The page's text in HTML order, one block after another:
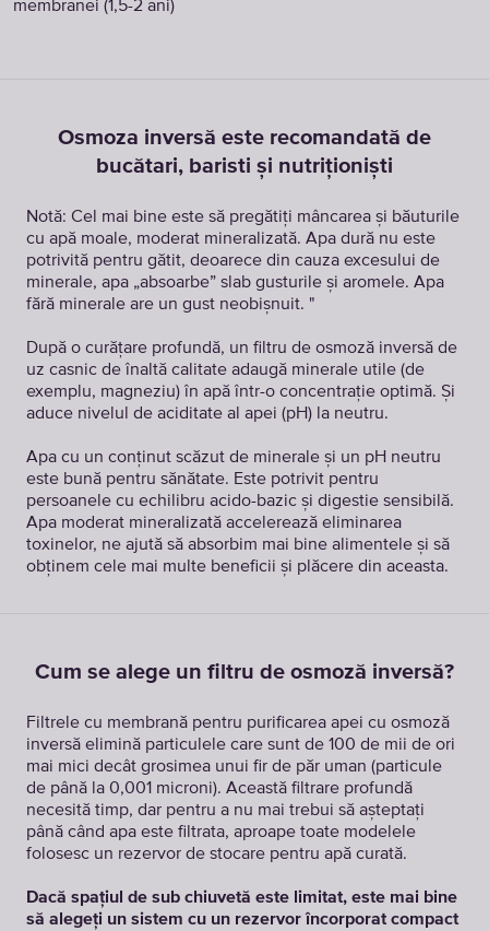
membranei (1,5-2 ani)
Osmoza inversă este recomandată de
bucătari, baristi și nutriționiști
Notă: Cel mai bine este să pregătiți mâncarea și băuturile
cu apă moale, moderat mineralizată. Apa dură nu este
potrivită pentru gătit, deoarece din cauza excesului de
minerale, apa „absoarbe” slab gusturile și aromele. Apa
fără minerale are un gust neobișnuit. "
După o curățare profundă, un filtru de osmoză inversă de
uz casnic de înaltă calitate adaugă minerale utile (de
exemplu, magneziu) în apă într-o concentrație optimă. Și
aduce nivelul de aciditate al apei (pH) la neutru.
Apa cu un conținut scăzut de minerale și un pH neutru
este bună pentru sănătate. Este potrivit pentru
persoanele cu echilibru acido-bazic și digestie sensibilă.
Apa moderat mineralizată accelerează eliminarea
toxinelor, ne ajută să absorbim mai bine alimentele și să
obținem cele mai multe beneficii și plăcere din aceasta.
Cum se alege un filtru de osmoză inversă?
Filtrele cu membrană pentru purificarea apei cu osmoză
inversă elimină particulele care sunt de 100 de mii de ori
mai mici decât grosimea unui fir de păr uman (particule
de până la 0,001 microni). Această filtrare profundă
necesită timp, dar pentru a nu mai trebui să așteptați
până când apa este filtrata, aproape toate modelele
folosesc un rezervor de stocare pentru apă curată.
Dacă spațiul de sub chiuvetă este limitat, este mai bine
să alegeți un sistem cu un rezervor încorporat compact